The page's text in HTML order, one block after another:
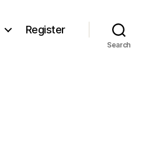
Register
Search